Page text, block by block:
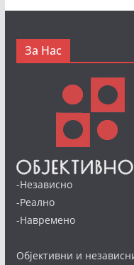
За Нас
-Независно
-Реално
-Навремено
Објективни и